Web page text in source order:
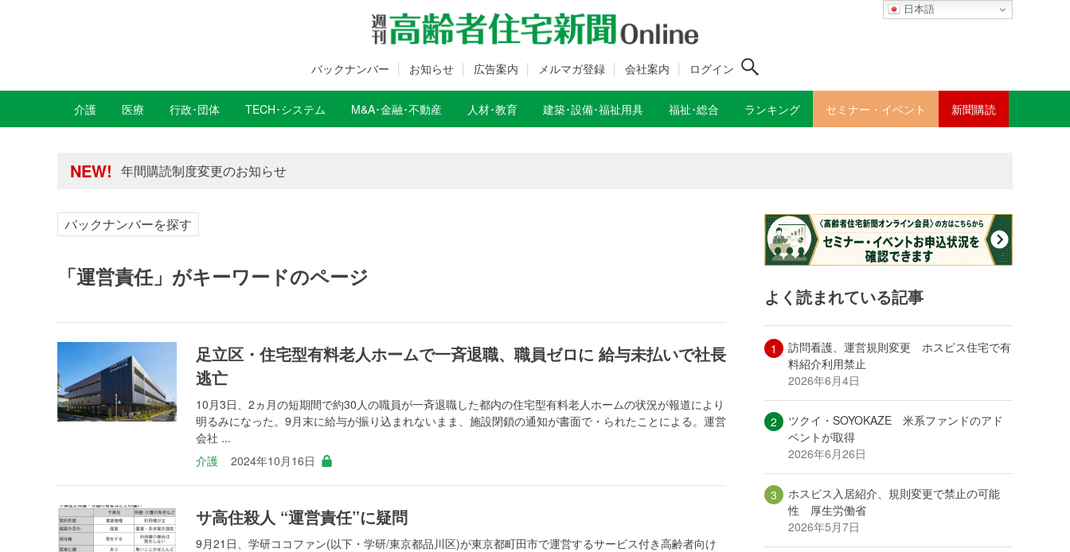
日本語
バックナンバー お知らせ 広告案内 メルマガ登録 会社案内 ログイン
介護 医療 行政･団体 TECH･システム M&A･金融･不動産 人材･教育 建築･設備･福祉用具 福祉･総合 ランキング セミナー・イベント 新聞購読
NEW!
年間購読制度変更のお知らせ
高齢者住宅新聞 無料会員の皆様へ閲覧本数変更のお知らせ
高齢者住宅新聞 無料会員の皆様へ閲覧本数変更のお知らせ
バックナンバーを探す
「運営責任」がキーワードのページ
足立区・住宅型有料老人ホームで一斉退職、職員ゼロに 給与未払いで社長
逃亡
10月3日、2ヵ月の短期間で約30人の職員が一斉退職した都内の住宅型有料老人ホームの状況が報道により
明るみになった。9月末に給与が振り込まれないまま、施設閉鎖の通知が書面で・られたことによる。運営
会社 ...
介護
2024年10月16日
サ高住殺人 “運営責任”に疑問
9月21日、学研ココファン(以下・学研/東京都品川区)が東京都町田市で運営するサービス付き高齢者向け
よく読まれている記事
訪問看護、運営規則変更 ホスピス住宅で有
料紹介利用禁止
2026年6月4日
ツクイ・SOYOKAZE 米系ファンドのアド
ベントが取得
2026年6月26日
ホスピス入居紹介、規則変更で禁止の可能
性 厚生労働省
2026年5月7日